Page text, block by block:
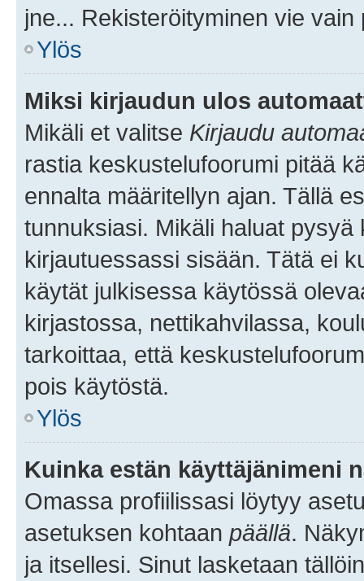
jne... Rekisteröityminen vie
Ylös
Miksi kirjaudun ulos
Mikäli et valitse Kirjaudu
rastia keskustelufoorumi pitää
ennalta määritellyn ajan. Tällä
tunnuksiasi. Mikäli haluat
kirjautuessassi sisään. Tätä ei
käytät julkisessa käytössä
kirjastossa, nettikahvilassa,
tarkoittaa, että
pois käytöstä.
Ylös
Kuinka estän käyttäjänimeni
Omassa profiilissasi löytyy
asetuksen kohtaan päällä.
ja itsellesi. Sinut lasketaan